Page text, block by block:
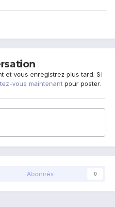
et vous enregistrez plus tard. Si
vous maintenant pour poster.
Abonnés 0